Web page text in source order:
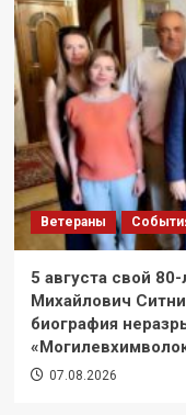
Ветераны
5 августа свой
Михайлович
биография
07.08.2026